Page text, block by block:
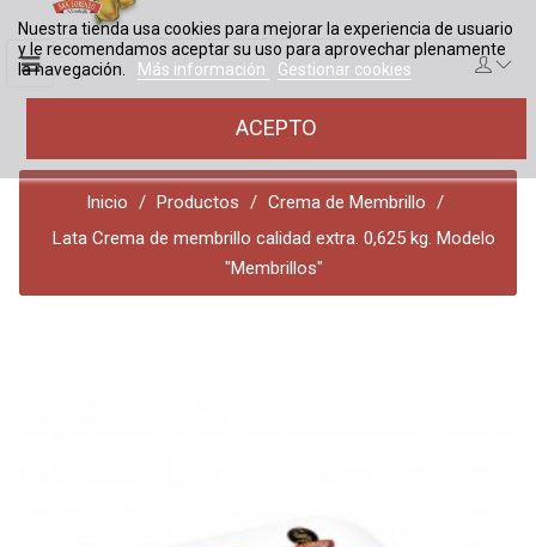
Nuestra tienda usa cookies para mejorar la experiencia de usuario
y le recomendamos aceptar su uso para aprovechar plenamente
la navegación.
Más información Gestionar cookies
ACEPTO
Navegación
☰
Inicio Productos
Crema de Membrillo
Lata Crema de membrillo calidad extra. 0,625 kg. Modelo
"Membrillos"